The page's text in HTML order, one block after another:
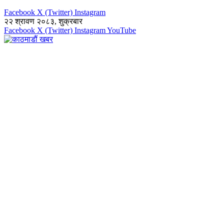
Facebook X (Twitter) Instagram
२२ श्रावण २०८३, शुक्रबार
Facebook X (Twitter) InstagramYouTube